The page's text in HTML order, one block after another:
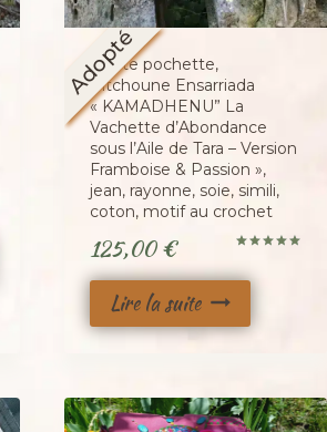
Adopté
Petite pochette,
Pitchoune Ensarriada
« KAMADHENU” La
Vachette d’Abondance
sous l’Aile de Tara – Version
Framboise & Passion »,
jean, rayonne, soie, simili,
coton, motif au crochet
5.00
sur 5
125,00€
Lire la suite